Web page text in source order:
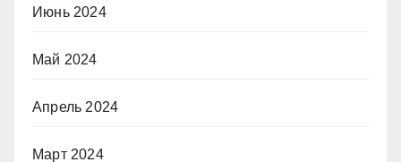
Июнь 2024
Май 2024
Апрель 2024
Март 2024